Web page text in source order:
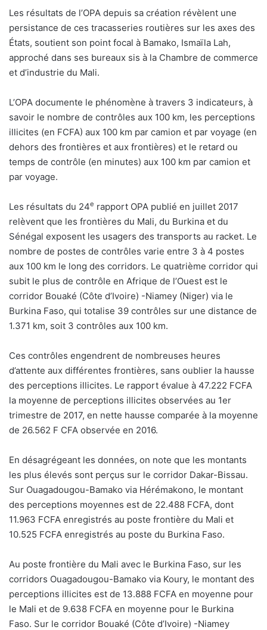
Les résultats de l’OPA depuis sa création révèlent une
persistance de ces tracasseries routières sur les axes des
États, soutient son point focal à Bamako, Ismaïla Lah,
approché dans ses bureaux sis à la Chambre de commerce
et d’industrie du Mali.
L’OPA documente le phénomène à travers 3 indicateurs, à
savoir le nombre de contrôles aux 100 km, les perceptions
illicites (en FCFA) aux 100 km par camion et par voyage (en
dehors des frontières et aux frontières) et le retard ou
temps de contrôle (en minutes) aux 100 km par camion et
par voyage.
Les résultats du 24e rapport OPA publié en juillet 2017
relèvent que les frontières du Mali, du Burkina et du
Sénégal exposent les usagers des transports au racket. Le
nombre de postes de contrôles varie entre 3 à 4 postes
aux 100 km le long des corridors. Le quatrième corridor qui
subit le plus de contrôle en Afrique de l’Ouest est le
corridor Bouaké (Côte d’Ivoire) -Niamey (Niger) via le
Burkina Faso, qui totalise 39 contrôles sur une distance de
1.371 km, soit 3 contrôles aux 100 km.
Ces contrôles engendrent de nombreuses heures
d’attente aux différentes frontières, sans oublier la hausse
des perceptions illicites. Le rapport évalue à 47.222 FCFA
la moyenne de perceptions illicites observées au 1er
trimestre de 2017, en nette hausse comparée à la moyenne
de 26.562 F CFA observée en 2016.
En désagrégeant les données, on note que les montants
les plus élevés sont perçus sur le corridor Dakar-Bissau.
Sur Ouagadougou-Bamako via Hérémakono, le montant
des perceptions moyennes est de 22.488 FCFA, dont
11.963 FCFA enregistrés au poste frontière du Mali et
10.525 FCFA enregistrés au poste du Burkina Faso.
Au poste frontière du Mali avec le Burkina Faso, sur les
corridors Ouagadougou-Bamako via Koury, le montant des
perceptions illicites est de 13.888 FCFA en moyenne pour
le Mali et de 9.638 FCFA en moyenne pour le Burkina
Faso. Sur le corridor Bouaké (Côte d’Ivoire) -Niamey